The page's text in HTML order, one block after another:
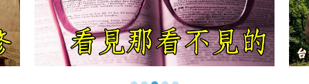
【信仰之旅】第十四集：「天主十誡(下)」
—金毓瑋 神父
【信仰之旅】第十三集：「天主十誡(上)」